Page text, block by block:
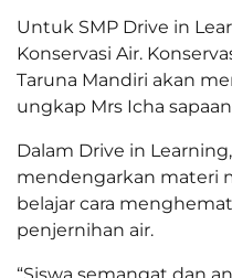
Untuk SMP Drive in
Konservasi Air.
Taruna Mandiri akan
ungkap Mrs Icha
Dalam Drive in
mendengarkan materi
belajar cara
penjernihan air.
“Siswa semangat dan